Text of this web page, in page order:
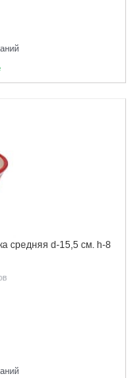
средняя d-15,5 см. h-8